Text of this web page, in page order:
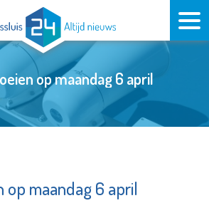
op maandag 6 april
op maandag 6 april